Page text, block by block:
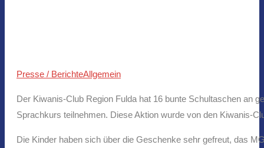
Presse / BerichteAllgemein
Der Kiwanis-Club Region Fulda hat 16 bunte Schultaschen an
Sprachkurs teilnehmen. Diese Aktion wurde von den Kiwanis-
Die Kinder haben sich über die Geschenke sehr gefreut, das